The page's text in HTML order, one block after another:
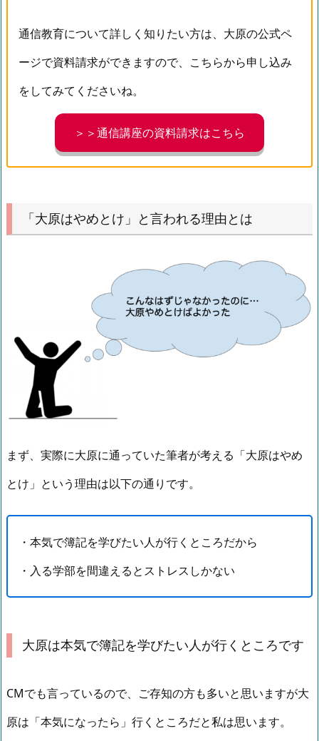
通信教育について詳しく知りたい方は、大原の公式ペ
ージで資料請求ができますので、こちらから申し込み
をしてみてくださいね。
＞＞通信講座の資料請求はこちら
「大原はやめとけ」と言われる理由とは
まず、実際に大原に通っていた筆者が考える「大原はやめ
とけ」という理由は以下の通りです。
・本気で簿記を学びたい人が行くところだから
・入る学部を間違えるとストレスしかない
大原は本気で簿記を学びたい人が行くところです
CMでも言っているので、ご存知の方も多いと思いますが大
原は「本気になったら」行くところだと私は思います。